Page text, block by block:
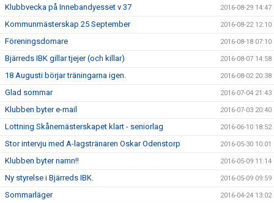
Klubbvecka på Innebandyesset v 37 2016-08-29 14:47
Kommunmästerskap 25 September 2016-08-22 12:10
Föreningsdomare 2016-08-18 07:10
Bjärreds IBK gillar tjejer (och killar) 2016-08-07 14:58
18 Augusti börjar träningarna igen. 2016-08-02 20:38
Glad sommar 2016-07-04 21:43
Klubben byter e-mail 2016-07-03 20:40
Lottning Skånemästerskapet klart - seniorlag 2016-06-10 18:52
Stor intervju med A-lagstränaren Oskar Odenstorp 2016-05-30 10:01
Klubben byter namn!! 2016-05-09 11:14
Ny styrelse i Bjärreds IBK. 2016-05-09 09:59
Sommarläger 2016-04-24 13:02